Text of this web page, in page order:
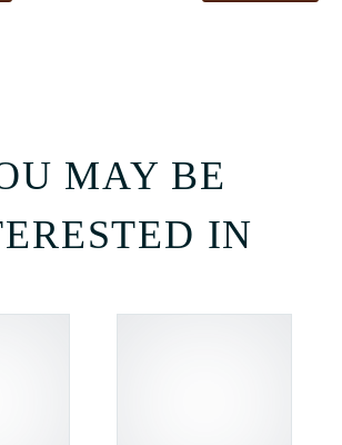
MAY BE
IN